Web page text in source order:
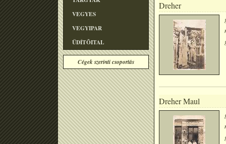
VEGYES
VEGYIPAR
ÜDÍTÕITAL
Cégek szerinti csoportás
Dreher
Dreher Maul